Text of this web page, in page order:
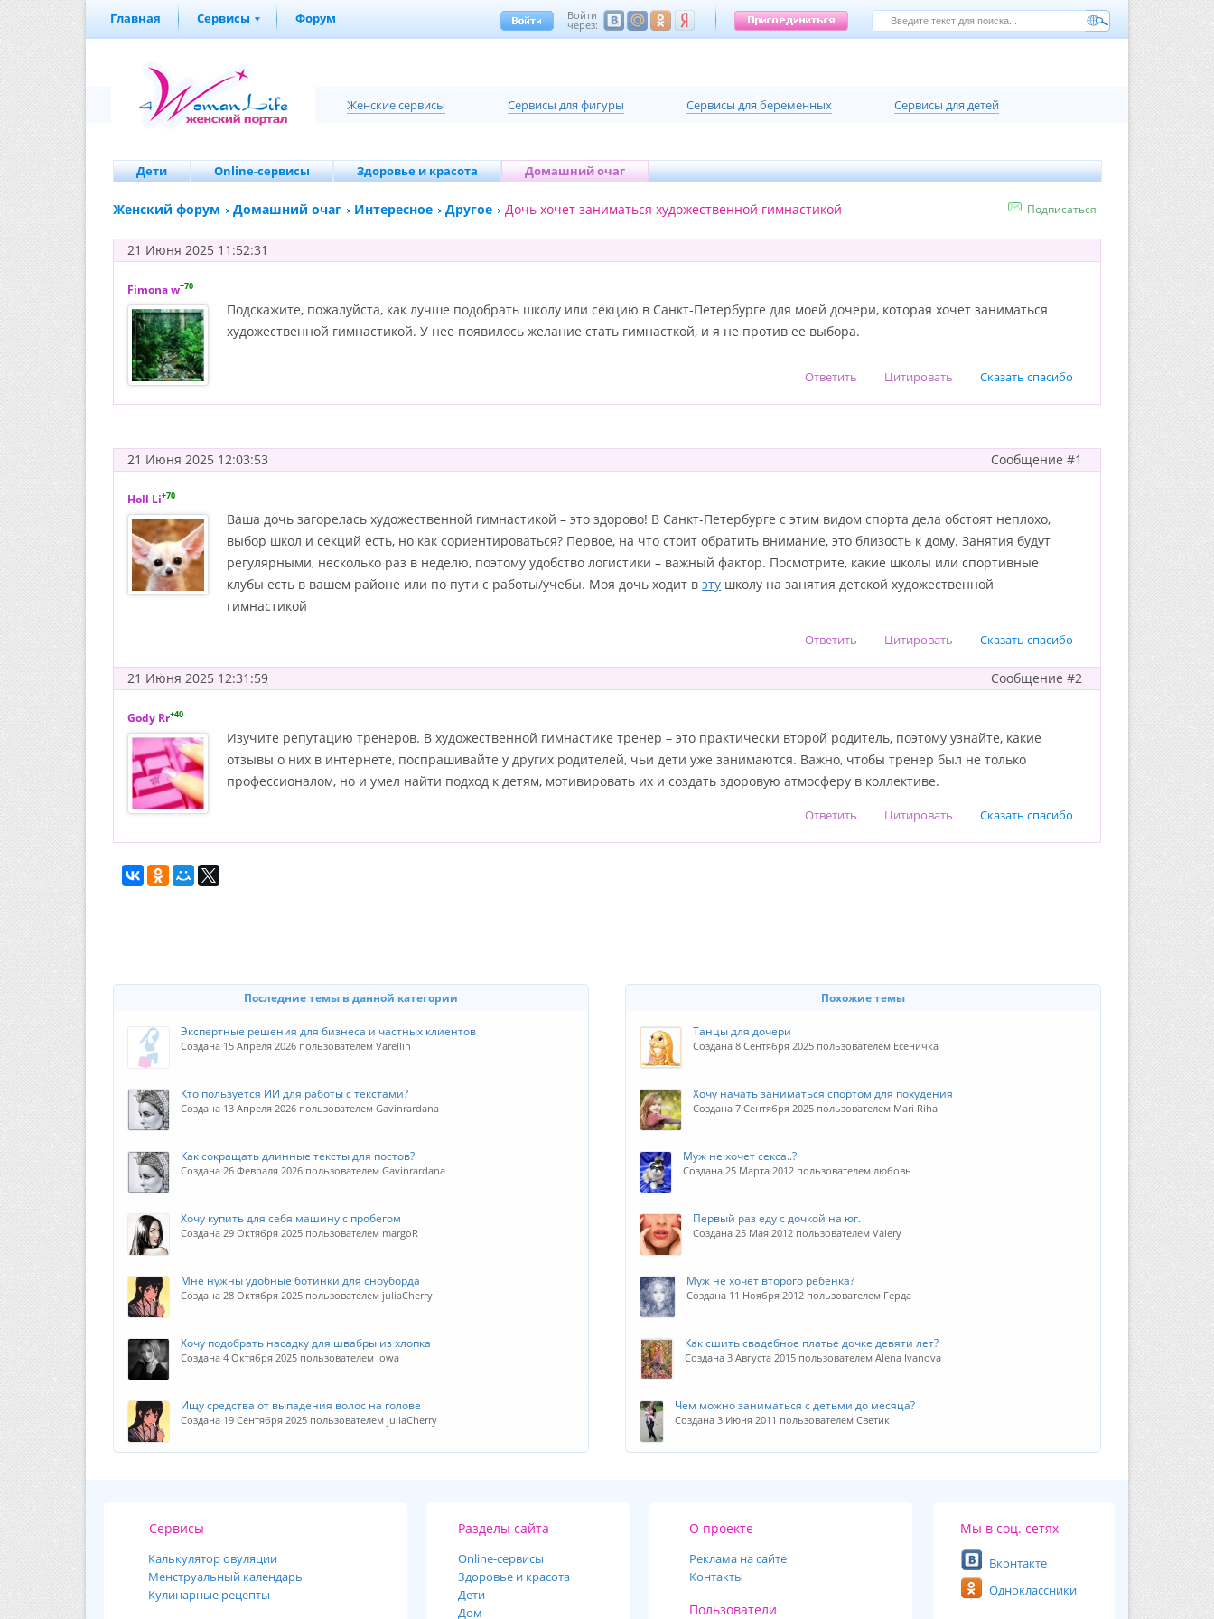
Главная Сервисы Форум Войти
через:
Женские сервисы Cервисы для фигуры Cервисы для беременных Сервисы для детей
Дети Online-сервисы Здоровье и красота Домашний очаг
Подписаться
Женский форум Домашний очаг Интересное Другое Дочь хочет заниматься художественной гимнастикой
21 Июня 2025 11:52:31
Fimona w+70
Подскажите, пожалуйста, как лучше подобрать школу или секцию в Санкт-Петербурге для моей дочери, которая хочет заниматься
художественной гимнастикой. У нее появилось желание стать гимнасткой, и я не против ее выбора.
Сказать спасибо
Цитировать
Ответить
Сообщение #1
21 Июня 2025 12:03:53
Holl Li+70
Ваша дочь загорелась художественной гимнастикой – это здорово! В Санкт-Петербурге с этим видом спорта дела обстоят неплохо,
выбор школ и секций есть, но как сориентироваться? Первое, на что стоит обратить внимание, это близость к дому. Занятия будут
регулярными, несколько раз в неделю, поэтому удобство логистики – важный фактор. Посмотрите, какие школы или спортивные
клубы есть в вашем районе или по пути с работы/учебы. Моя дочь ходит в эту школу на занятия детской художественной
гимнастикой
Сказать спасибо
Цитировать
Ответить
Сообщение #2
21 Июня 2025 12:31:59
Gody Rr+40
Изучите репутацию тренеров. В художественной гимнастике тренер – это практически второй родитель, поэтому узнайте, какие
отзывы о них в интернете, поспрашивайте у других родителей, чьи дети уже занимаются. Важно, чтобы тренер был не только
профессионалом, но и умел найти подход к детям, мотивировать их и создать здоровую атмосферу в коллективе.
Сказать спасибо
Цитировать
Ответить
Похожие темы
Танцы для дочери
Создана 8 Сентября 2025 пользователем Есеничка
Хочу начать заниматься спортом для похудения
Создана 7 Сентября 2025 пользователем Mari Riha
Муж не хочет секса..?
Создана 25 Марта 2012 пользователем любовь
Первый раз еду с дочкой на юг.
Создана 25 Мая 2012 пользователем Valery
Муж не хочет второго ребенка?
Создана 11 Ноября 2012 пользователем Герда
Как сшить свадебное платье дочке девяти лет?
Создана 3 Августа 2015 пользователем Alena Ivanova
Чем можно заниматься с детьми до месяца?
Создана 3 Июня 2011 пользователем Светик
Последние темы в данной категории
Экспертные решения для бизнеса и частных клиентов
Создана 15 Апреля 2026 пользователем Varellin
Кто пользуется ИИ для работы с текстами?
Создана 13 Апреля 2026 пользователем Gavinrardana
Как сокращать длинные тексты для постов?
Создана 26 Февраля 2026 пользователем Gavinrardana
Хочу купить для себя машину с пробегом
Создана 29 Октября 2025 пользователем margoR
Мне нужны удобные ботинки для сноуборда
Создана 28 Октября 2025 пользователем juliaCherry
Хочу подобрать насадку для швабры из хлопка
Создана 4 Октября 2025 пользователем Iowa
Ищу средства от выпадения волос на голове
Создана 19 Сентября 2025 пользователем juliaCherry
Сервисы
Калькулятор овуляции
Менструальный календарь
Кулинарные рецепты
Разделы сайта
Online-cервисы
Здоровье и красота
Дети
Дом
О проекте
Реклама на сайте
Контакты
Пользователи
Мы в соц. сетях
Вконтакте
Одноклассники